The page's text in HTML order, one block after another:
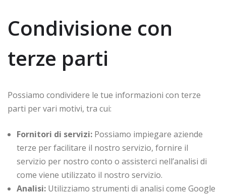
Condivisione con
terze parti
Possiamo condividere le tue informazioni con terze
parti per vari motivi, tra cui:
Fornitori di servizi: Possiamo impiegare aziende
terze per facilitare il nostro servizio, fornire il
servizio per nostro conto o assisterci nell’analisi di
come viene utilizzato il nostro servizio.
Analisi: Utilizziamo strumenti di analisi come Google